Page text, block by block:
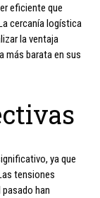
eficiente que
cercanía logística
la ventaja
más barata en sus
ya que
tensiones
han